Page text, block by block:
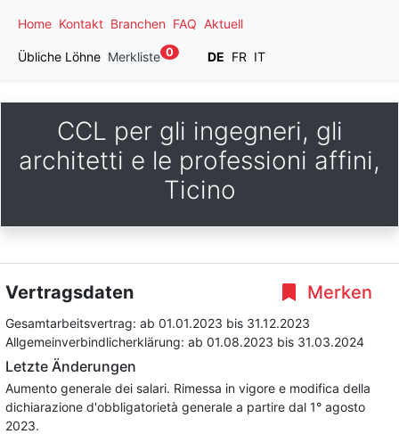
Home Kontakt Branchen FAQ Aktuell
Übliche Löhne Merkliste 0 DE FR IT
CCL per gli ingegneri, gli
architetti e le professioni affini,
Ticino
Merken
Vertragsdaten
Gesamtarbeitsvertrag: ab 01.01.2023 bis 31.12.2023
Allgemeinverbindlicherklärung: ab 01.08.2023 bis 31.03.2024
Letzte Änderungen
Aumento generale dei salari. Rimessa in vigore e modifica della
dichiarazione d'obbligatorietà generale a partire dal 1° agosto
2023.